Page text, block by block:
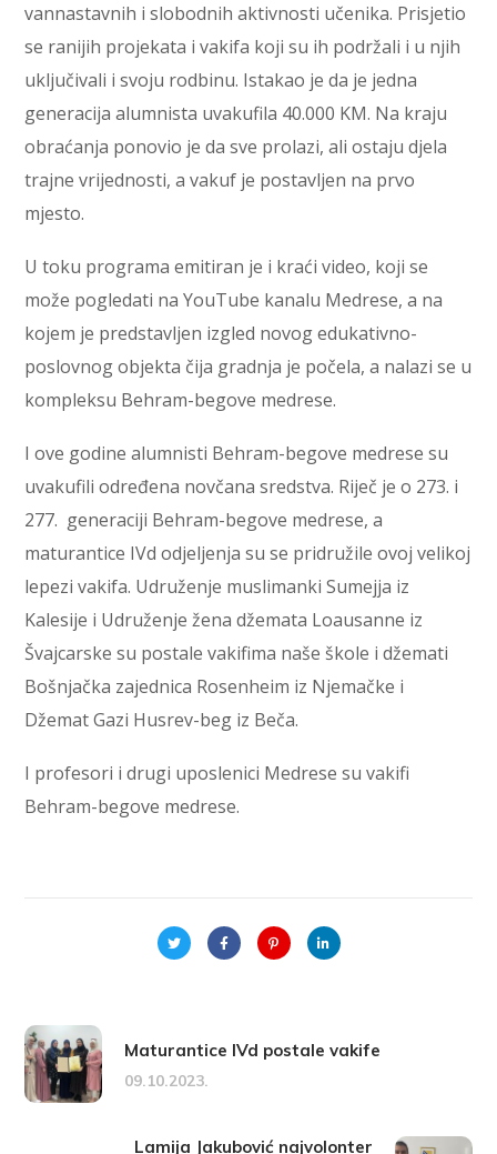
vannastavnih i slobodnih aktivnosti učenika. Prisjetio
se ranijih projekata i vakifa koji su ih podržali i u njih
uključivali i svoju rodbinu. Istakao je da je jedna
generacija alumnista uvakufila 40.000 KM. Na kraju
obraćanja ponovio je da sve prolazi, ali ostaju djela
trajne vrijednosti, a vakuf je postavljen na prvo
mjesto.
U toku programa emitiran je i kraći video, koji se
može pogledati na YouTube kanalu Medrese, a na
kojem je predstavljen izgled novog edukativno-
poslovnog objekta čija gradnja je počela, a nalazi se u
kompleksu Behram-begove medrese.
I ove godine alumnisti Behram-begove medrese su
uvakufili određena novčana sredstva. Riječ je o 273. i
277. generaciji Behram-begove medrese, a
maturantice IVd odjeljenja su se pridružile ovoj velikoj
lepezi vakifa. Udruženje muslimanki Sumejja iz
Kalesije i Udruženje žena džemata Loausanne iz
Švajcarske su postale vakifima naše škole i džemati
Bošnjačka zajednica Rosenheim iz Njemačke i
Džemat Gazi Husrev-beg iz Beča.
I profesori i drugi uposlenici Medrese su vakifi
Behram-begove medrese.
Maturantice IVd postale vakife
09.10.2023.
Lamija Jakubović najvolonter